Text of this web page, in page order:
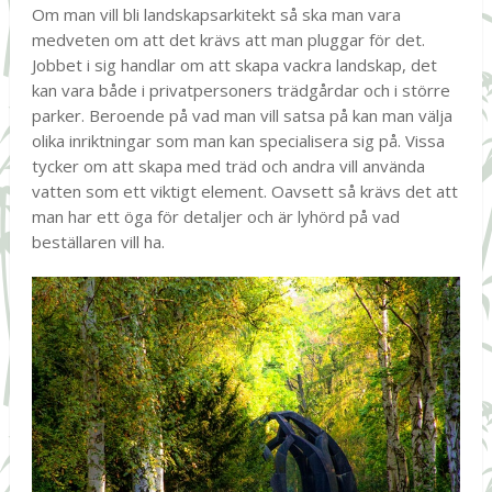
Om man vill bli landskapsarkitekt så ska man vara
medveten om att det krävs att man pluggar för det.
Jobbet i sig handlar om att skapa vackra landskap, det
kan vara både i privatpersoners trädgårdar och i större
parker. Beroende på vad man vill satsa på kan man välja
olika inriktningar som man kan specialisera sig på. Vissa
tycker om att skapa med träd och andra vill använda
vatten som ett viktigt element. Oavsett så krävs det att
man har ett öga för detaljer och är lyhörd på vad
beställaren vill ha.